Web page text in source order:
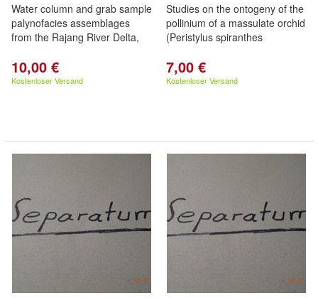
Water column and grab sample
palynofacies assemblages
from the Rajang River Delta,
10,00 €
Kostenloser Versand
Studies on the ontogeny of the
pollinium of a massulate orchid
(Peristylus spiranthes
7,00 €
Kostenloser Versand